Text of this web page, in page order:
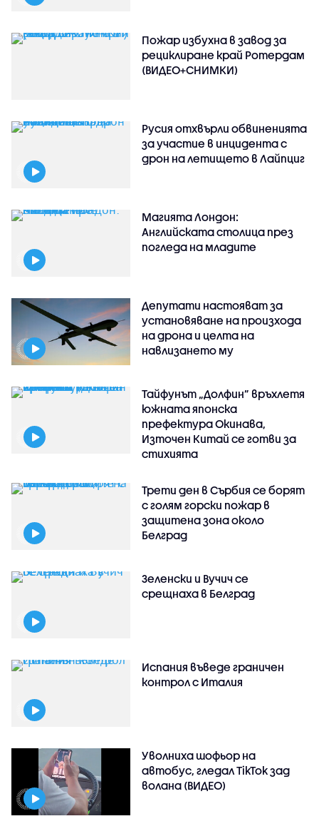
Пожар избухна в завод за
рециклиране край Ротердам
(ВИДЕО+СНИМКИ)
Русия отхвърли обвиненията
за участие в инцидента с
дрон на летището в Лайпциг
Магията Лондон:
Английската столица през
погледа на младите
Депутати настояват за
установяване на произхода
на дрона и целта на
навлизането му
Тайфунът „Долфин” връхлетя
южната японска
префектура Окинава,
Източен Китай се готви за
стихията
Трети ден в Сърбия се борят
с голям горски пожар в
защитена зона около
Белград
Зеленски и Вучич се
срещнаха в Белград
Испания въведе граничен
контрол с Италия
Уволниха шофьор на
автобус, гледал TikTok зад
волана (ВИДЕО)